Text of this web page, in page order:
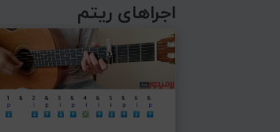
اجراهای ریتم